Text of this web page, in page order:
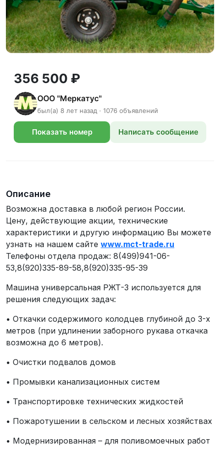
356 500 ₽
ООО "Меркатус"
был(а) 8 лет назад · 1076 объявлений
Показать номер Написать сообщение
Описание
Возможна доставка в любой регион России.
Цену, действующие акции, технические
характеристики и другую информацию Вы можете
узнать на нашем сайте www.mct-trade.ru
Телефоны отдела продаж: 8(499)941-06-
53,8(920)335-89-58,8(920)335-95-39
Машина универсальная РЖТ-3 используется для
решения следующих задач:
• Откачки содержимого колодцев глубиной до 3-х
метров (при удлинении заборного рукава откачка
возможна до 6 метров).
• Очистки подвалов домов
• Промывки канализационных систем
• Транспортировке технических жидкостей
• Пожаротушении в сельском и лесных хозяйствах
• Модернизированная – для поливомоечных работ